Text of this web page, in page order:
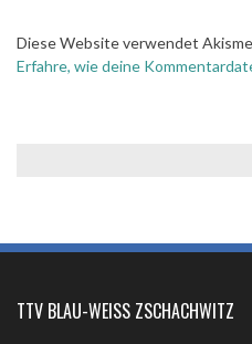
Diese Website verwendet
Erfahre, wie deine
TTV BLAU-WEISS ZSCHACHWITZ